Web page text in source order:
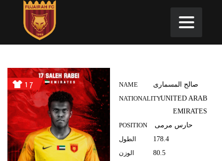
17 NAME
صالح المسمارى
NATIONALITYUNITED ARAB
EMIRATES
POSITION
حارس مرمى
الطول
178.4
الوزن
80.5